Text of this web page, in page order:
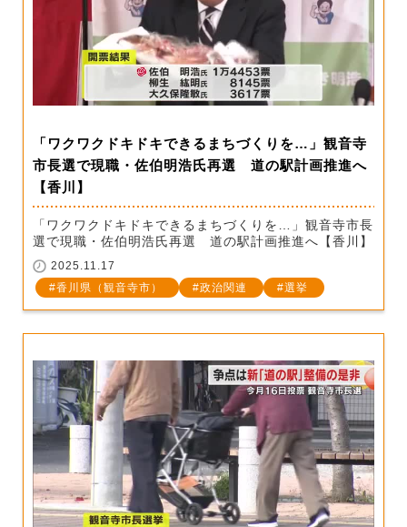
「ワクワクドキドキできるまちづくりを…」観音寺
市長選で現職・佐伯明浩氏再選 道の駅計画推進へ
【香川】
「ワクワクドキドキできるまちづくりを…」観音寺市長
選で現職・佐伯明浩氏再選 道の駅計画推進へ【香川】
2025.11.17
香川県（観音寺市）
政治関連 選挙